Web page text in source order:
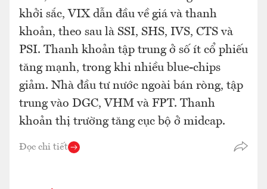
khởi sắc, VIX dẫn đầu về giá và thanh
khoản, theo sau là SSI, SHS, IVS, CTS và
PSI. Thanh khoản tập trung ở số ít cổ phiếu
tăng mạnh, trong khi nhiều blue-chips
giảm. Nhà đầu tư nước ngoài bán ròng, tập
trung vào DGC, VHM và FPT. Thanh
khoản thị trường tăng cục bộ ở midcap.
Đọc chi tiết